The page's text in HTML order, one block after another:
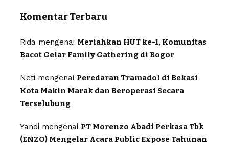
Komentar Terbaru
Rida mengenai Meriahkan HUT ke-1, Komunitas
Bacot Gelar Family Gathering di Bogor
Neti mengenai Peredaran Tramadol di Bekasi
Kota Makin Marak dan Beroperasi Secara
Terselubung
Yandi mengenai PT Morenzo Abadi Perkasa Tbk
(ENZO) Mengelar Acara Public Expose Tahunan